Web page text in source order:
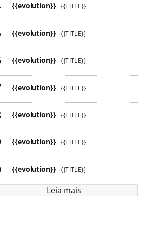
{{evolution}} {{TITLE}}
{{evolution}} {{TITLE}}
{{evolution}} {{TITLE}}
{{evolution}} {{TITLE}}
{{evolution}} {{TITLE}}
{{evolution}} {{TITLE}}
{{evolution}} {{TITLE}}
Leia mais